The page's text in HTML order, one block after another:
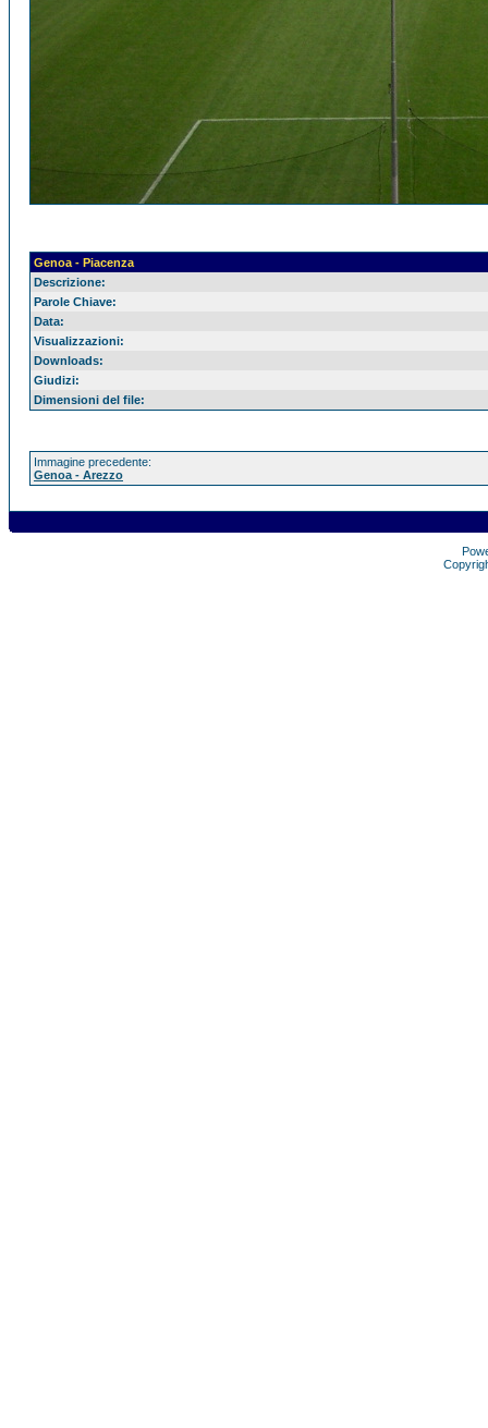
Genoa - Piacenza
Descrizione:
Parole Chiave:
Data:
Visualizzazioni:
Downloads:
Giudizi:
Dimensioni del file:
Immagine precedente:
Genoa - Arezzo